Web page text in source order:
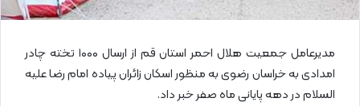
مدیرعامل جمعیت هلال احمر استان قم از ارسال ۱۰۰۰ تخته چادر
امدادی به خراسان رضوی به منظور اسکان زائران پیاده امام رضا علیه
السلام در دهه پایانی ماه صفر خبر داد.